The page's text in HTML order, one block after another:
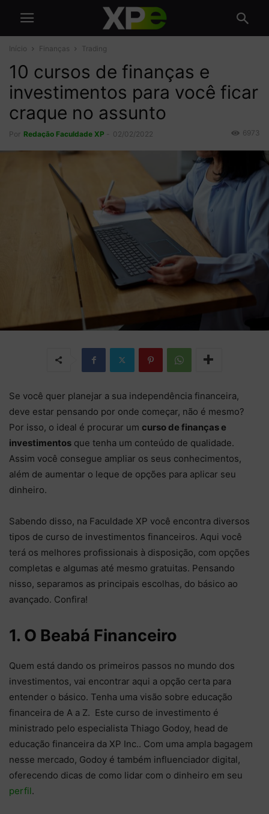
Início Finanças Trading
10 cursos de finanças e
investimentos para você ficar
craque no assunto
Por Redação Faculdade XP 02/02/2022 6973
Se você quer planejar a sua independência financeira,
deve estar pensando por onde começar, não é mesmo?
Por isso, o ideal é procurar um curso de finanças e
investimentos que tenha um conteúdo de qualidade.
Assim você consegue ampliar os seus conhecimentos,
além de aumentar o leque de opções para aplicar seu
dinheiro.
Sabendo disso, na Faculdade XP você encontra diversos
tipos de curso de investimentos financeiros. Aqui você
terá os melhores profissionais à disposição, com opções
completas e algumas até mesmo gratuitas. Pensando
nisso, separamos as principais escolhas, do básico ao
avançado. Confira!
1. O Beabá Financeiro
Quem está dando os primeiros passos no mundo dos
investimentos, vai encontrar aqui a opção certa para
entender o básico. Tenha uma visão sobre educação
financeira de A a Z. Este curso de investimento é
ministrado pelo especialista Thiago Godoy, head de
educação financeira da XP Inc.. Com uma ampla bagagem
nesse mercado, Godoy é também influenciador digital,
oferecendo dicas de como lidar com o dinheiro em seu
perfil.